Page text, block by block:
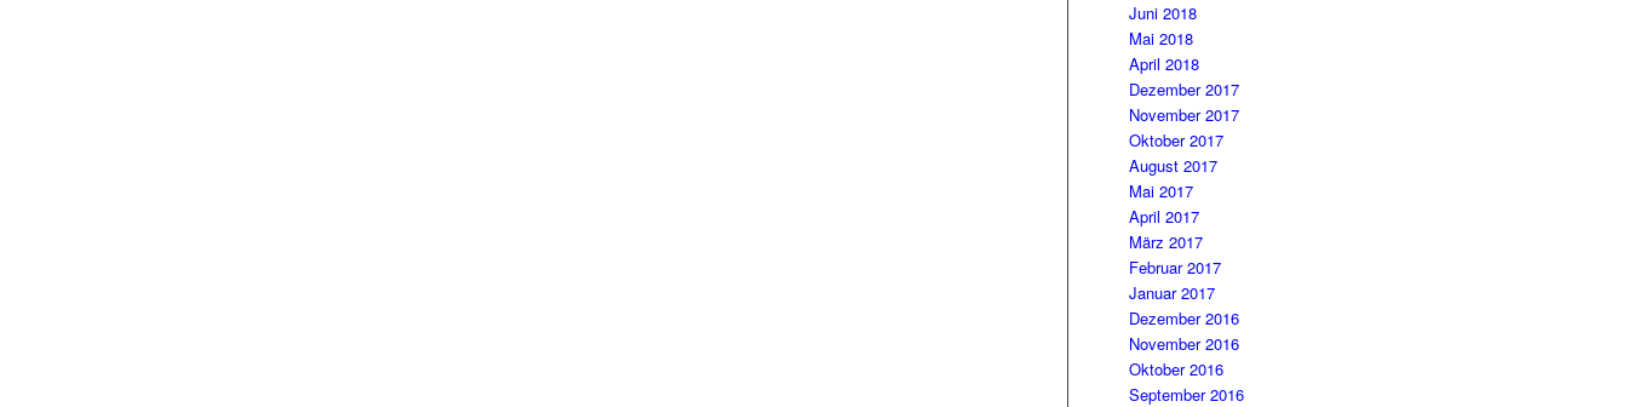
Juni 2018
Mai 2018
April 2018
Dezember 2017
November 2017
Oktober 2017
August 2017
Mai 2017
April 2017
März 2017
Februar 2017
Januar 2017
Dezember 2016
November 2016
Oktober 2016
September 2016